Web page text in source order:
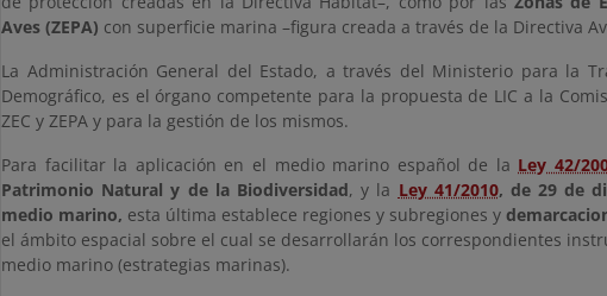
Aves (ZEPA) con superficie marina –figura creada a través de la Directiva
La Administración General del Estado, a través del Ministerio para la
Demográfico, es el órgano competente para la propuesta de LIC a la
ZEC y ZEPA y para la gestión de los mismos.
Para facilitar la aplicación en el medio marino español de la Ley 42/
Patrimonio Natural y de la Biodiversidad, y la Ley 41/2010, de 29 de
medio marino, esta última establece regiones y subregiones y
el ámbito espacial sobre el cual se desarrollarán los correspondientes
medio marino (estrategias marinas).